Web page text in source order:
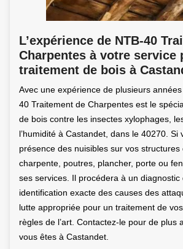
L’expérience de NTB-40
Charpentes à votre service
traitement de bois à
Avec une expérience de plusieurs
40 Traitement de Charpentes est le
de bois contre les insectes xylophages,
l’humidité à Castandet, dans le 40270. Si
présence des nuisibles sur vos structures
charpente, poutres, plancher, porte ou
ses services. Il procédera à un diagnostic
identification exacte des causes des
lutte appropriée pour un traitement de
règles de l’art. Contactez-le pour de plus
vous êtes à Castandet.